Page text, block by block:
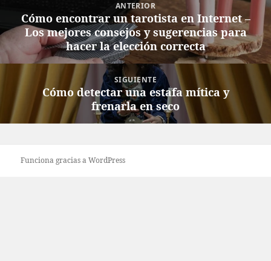
entradas
ANTERIOR
Entrada
anterior:
Cómo encontrar un tarotista en Internet –
Los mejores consejos y sugerencias para
hacer la elección correcta
SIGUIENTE
Entrada
siguiente:
Cómo detectar una estafa mítica y
frenarla en seco
Funciona gracias a WordPress